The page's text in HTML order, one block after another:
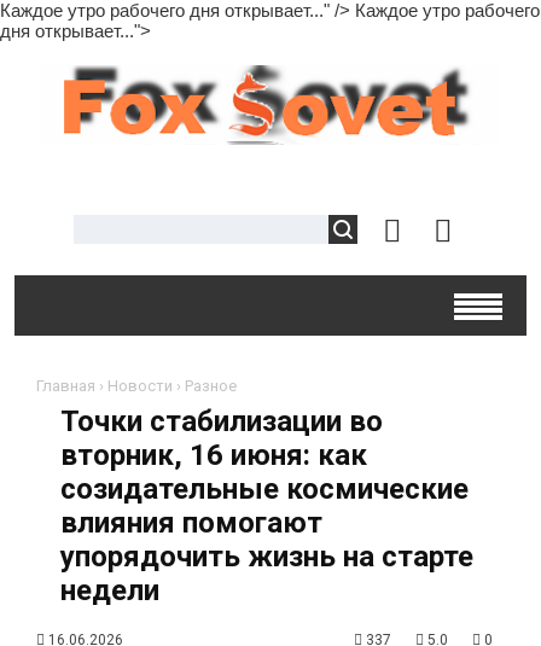
Каждое утро рабочего дня открывает..." /> Каждое утро рабочего
дня открывает...">
Главная › Новости › Разное
Точки стабилизации во
вторник, 16 июня: как
созидательные космические
влияния помогают
упорядочить жизнь на старте
недели
16.06.2026 337 5.0 0